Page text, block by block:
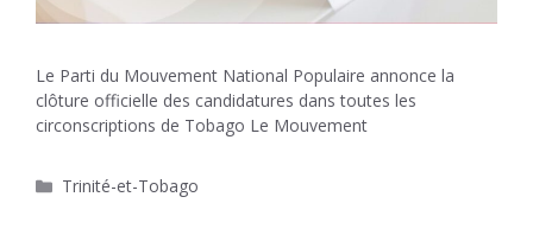
Le Parti du Mouvement National Populaire annonce la
clôture officielle des candidatures dans toutes les
circonscriptions de Tobago Le Mouvement
Catégories
Trinité-et-Tobago